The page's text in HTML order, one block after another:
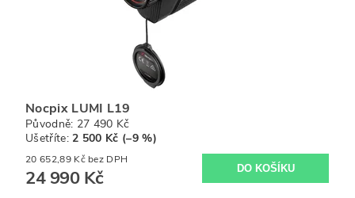
Nocpix LUMI L19
Původně: 27 490 Kč
Ušetříte: 2 500 Kč (–9 %)
20 652,89 Kč bez DPH
24 990 Kč